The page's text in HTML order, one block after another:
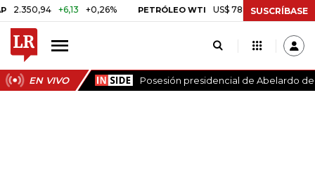
+6,13 +0,26% PETRÓLEO WTI US$ 78,01 US$ 2,92 +3,89%
SUSCRÍBASE
EN VIVO Posesión presidencial de Abelardo de